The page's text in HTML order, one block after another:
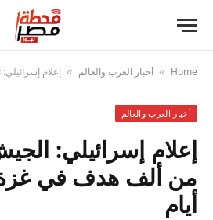
Home
» أخبار العرب والعالم » إعلام إسرائيلي:
أخبار العرب والعالم
إعلام إسرائيلي:
أيام